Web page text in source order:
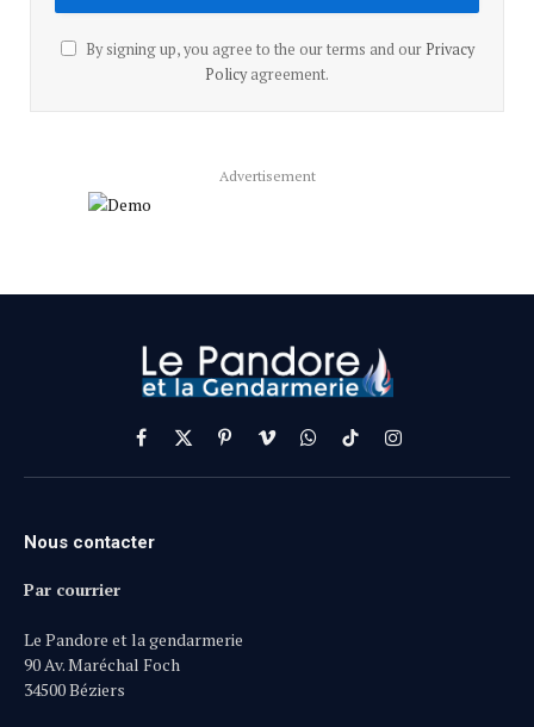
By signing up, you agree to the our terms and our Privacy
Policyagreement.
Advertisement
Facebook
X
(Twitter)
PinterestVimeoWhatsApp
TikTokInstagram
Nous contacter
Par courrier
Le Pandore et la gendarmerie
90 Av. Maréchal Foch
34500 Béziers